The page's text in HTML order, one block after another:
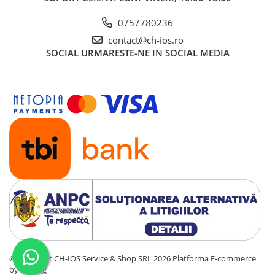
Display-uri și touchscreen iWatch
Baterii MacBook
0757780236
contact@ch-ios.ro
SOCIAL URMARESTE-NE IN SOCIAL MEDIA
©Copyright CH-IOS Service & Shop SRL 2026 Platforma E-commerce
by Gomag